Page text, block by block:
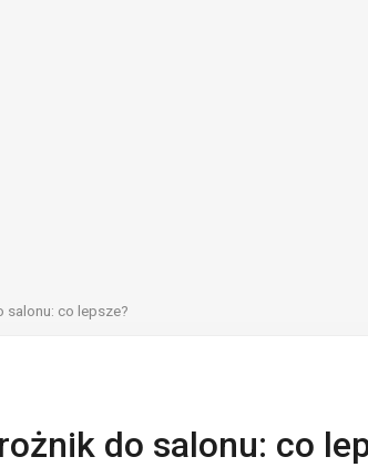
salonu: co lepsze?
do salonu: co